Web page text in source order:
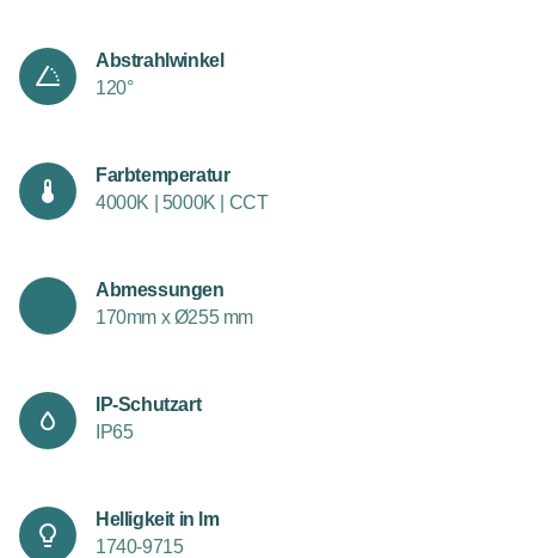
Abstrahlwinkel
120°
Farbtemperatur
4000K | 5000K | CCT
Abmessungen
170mm x Ø255 mm
IP-Schutzart
IP65
Helligkeit in lm
1740-9715